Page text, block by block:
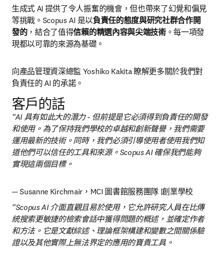
生成式 AI 提供了令人振奮的機會，但也帶來了幻覺和偏見
等挑戰。Scopus AI 是以負責任的態度與研究社群合作開
發的，結合了值得信賴的精選內容與尖端技術。每一項發
現都以可靠的來源為基礎。
向產品管理資深總監 Yoshiko Kakita 瞭解更多關於我們對
負責任的 AI 的承諾。
客戶的話
“AI 具有如此大的潛力 - 但前提是它必須得到負責任的開發
和使用。為了保持我們學校的卓越和創新聲譽，我們需要
運用最新的技術。同時，我們必須引導使用者使用我們知
道他們可以信任的工具和來源。Scopus AI 確保我們能夠
實現這兩個目標。
— Susanne Kirchmair，MCI 圖書館服務團隊 |創業學校
“Scopus AI 介面直觀且易於使用，它允許研究人員在比傳
統搜索更敏捷的檢索會話中獲得問題的概述，並確定作者
和方法。它是文獻綜述、理論框架構建和變數之間關係驗
證以及其他實際上無法界定的應用的寶貴工具。